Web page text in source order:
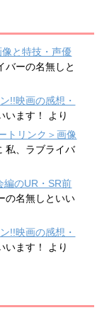
と特技・声優
バーの名無しと
!!映画の感想・
ます！
より
トリンク＞画像
私、ラブライバ
のUR・SR前
の名無しといい
!!映画の感想・
ます！ より